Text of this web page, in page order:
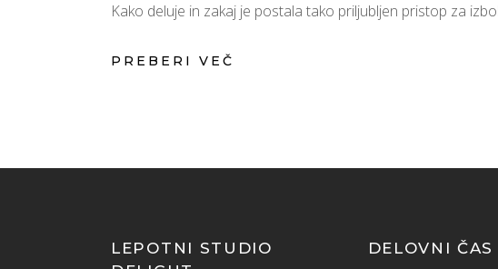
Kako deluje in zakaj je postala tako priljubljen pristop za
PREBERI VEČ
LEPOTNI STUDIO
DELOVNI ČAS